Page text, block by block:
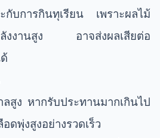
กับการกินทุเรียน เพราะผลไม้
ลังงานสูง อาจส่งผลเสียต่อ
สูง หากรับประทานมากเกินไป
ดพุ่งสูงอย่างรวดเร็ว